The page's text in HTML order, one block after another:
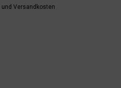
und Versandkosten